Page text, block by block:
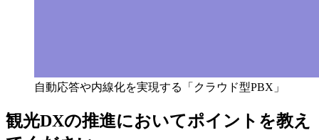
自動応答や内線化を実現する「クラウド型PBX」
観光DXの推進においてポイントを教え